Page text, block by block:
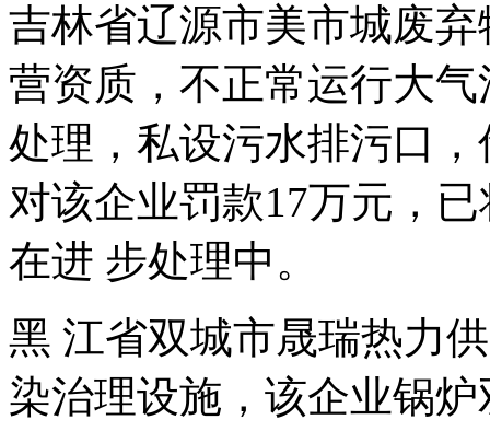
吉林省辽源市美市城废
营资质，不正常运行大
处理，私设污水排污口
对该企业罚款17万元，
在进 步处理中。
黑 江省双城市晟瑞热力
染治理设施，该企业锅